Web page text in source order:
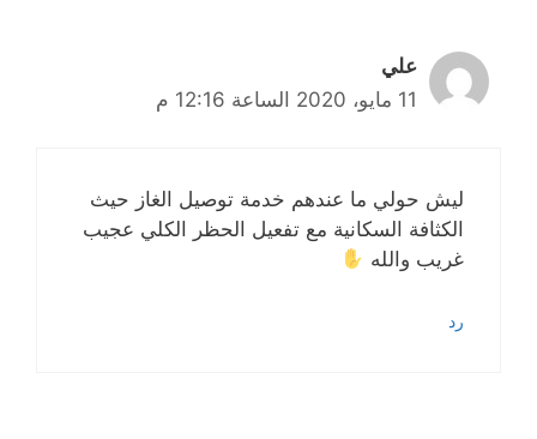
علي
11 مايو، 2020 الساعة 12:16 م
ليش حولي ما عندهم خدمة توصيل الغاز حيث
الكثافة السكانية مع تفعيل الحظر الكلي عجيب
غريب والله
رد